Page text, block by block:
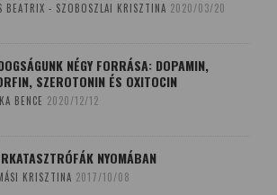
BEATRIX - SZOBOSZLAI KRISZTINA 2020/03/20
NÉGY FORRÁSA: DOPAMIN,
SZEROTONIN ÉS OXITOCIN
BENCE 2020/12/12
NYOMÁBAN
KRISZTINA 2017/10/08